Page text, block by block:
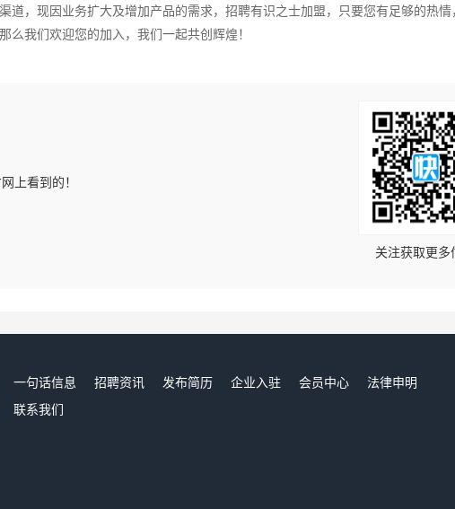
道，现因业务扩大及增加产品的需求，招聘有识之士加盟，只要您有足够的热情
么我们欢迎您的加入，我们一起共创辉煌！
上看到的！
关注获取更多
一句话信息 招聘资讯 发布简历 企业入驻 会员中心
法律申明
联系我们